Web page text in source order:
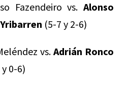
Fazendeiro vs. Alonso
(5-7 y 2-6)
vs. Adrián Ronco
0-6)